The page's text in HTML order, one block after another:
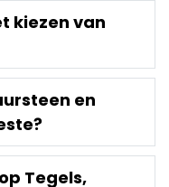
kiezen van
en
Tegels,